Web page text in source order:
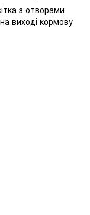
з отворами
виході кормову